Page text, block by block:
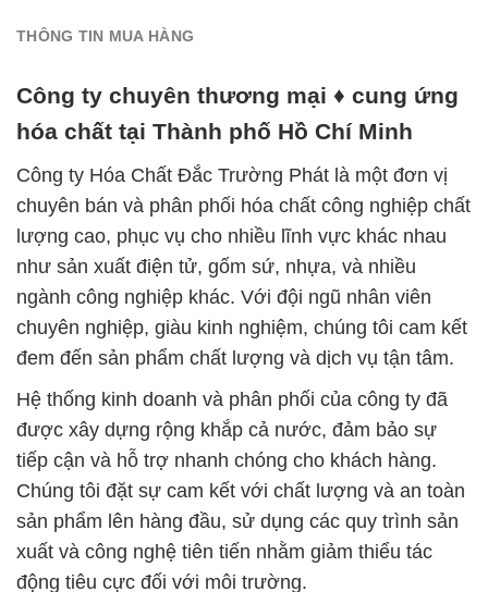
THÔNG TIN MUA HÀNG
Công ty chuyên thương mại ♦ cung ứng
hóa chất tại Thành phố Hồ Chí Minh
Công ty Hóa Chất Đắc Trường Phát là một đơn vị
chuyên bán và phân phối hóa chất công nghiệp chất
lượng cao, phục vụ cho nhiều lĩnh vực khác nhau
như sản xuất điện tử, gốm sứ, nhựa, và nhiều
ngành công nghiệp khác. Với đội ngũ nhân viên
chuyên nghiệp, giàu kinh nghiệm, chúng tôi cam kết
đem đến sản phẩm chất lượng và dịch vụ tận tâm.
Hệ thống kinh doanh và phân phối của công ty đã
được xây dựng rộng khắp cả nước, đảm bảo sự
tiếp cận và hỗ trợ nhanh chóng cho khách hàng.
Chúng tôi đặt sự cam kết với chất lượng và an toàn
sản phẩm lên hàng đầu, sử dụng các quy trình sản
xuất và công nghệ tiên tiến nhằm giảm thiểu tác
động tiêu cực đối với môi trường.